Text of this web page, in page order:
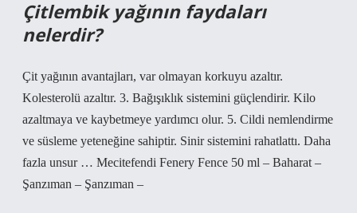
Çitlembik yağının faydaları
nelerdir?
Çit yağının avantajları, var olmayan korkuyu azaltır.
Kolesterolü azaltır. 3. Bağışıklık sistemini güçlendirir. Kilo
azaltmaya ve kaybetmeye yardımcı olur. 5. Cildi nemlendirme
ve süsleme yeteneğine sahiptir. Sinir sistemini rahatlattı. Daha
fazla unsur … Mecitefendi Fenery Fence 50 ml – Baharat –
Şanzıman – Şanzıman –